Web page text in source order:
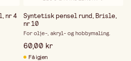
nr 4
Syntetisk pensel rund, Brisle,
nr 10
For olje-, akryl- og hobbymaling.
60,00 kr
Få igjen